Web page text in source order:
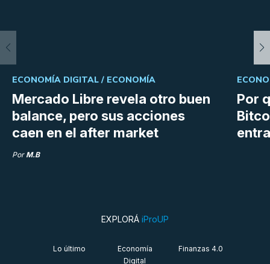
Mercado Libre revela otro buen
balance, pero sus acciones
caen en el after market
ECONOMÍA DIGITAL / ECONOMÍA
Por M.B
Por
EXPLORÁ iProUP
Lo último
Economía
Digital
Finanzas 4.0